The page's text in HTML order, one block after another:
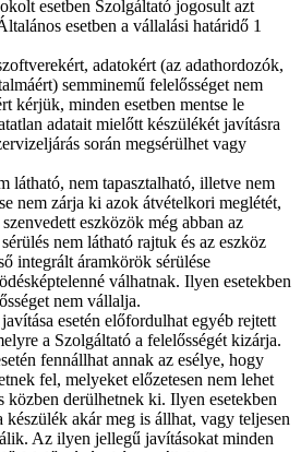
esetben Szolgáltató jogosult azt
esetben a vállalási határidő 1
adatokért (az adathordozók,
semminemű felelősséget nem
kérjük, minden esetben mentse le
adatait mielőtt készülékét javításra
során megsérülhet vagy
látható, nem tapasztalható, illetve nem
nem zárja ki azok átvételkori meglétét,
eszközök még abban az
nem látható rajtuk és az eszköz
integrált áramkörök sérülése
válhatnak. Ilyen esetekben
nem vállalja.
esetén előfordulhat egyéb rejtett
a Szolgáltató a felelősségét kizárja.
fennállhat annak az esélye, hogy
fel, melyeket előzetesen nem lehet
közben derülhetnek ki. Ilyen esetekben
akár meg is állhat, vagy teljesen
Az ilyen jellegű javításokat minden